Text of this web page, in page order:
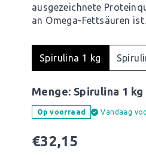
ausgezeichnete
an Omega-Fettsäuren ist.
Spirulina 1 kg
Menge: Spirulina 1 kg
Op voorraad Vandaag
€32,15